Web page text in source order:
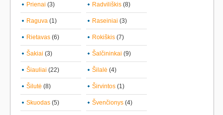
Prienai (3) Radviliškis (8)
Raguva (1) Raseiniai (3)
Rietavas (6) Rokiškis (7)
Šakiai (3) Šalčininkai (9)
Šiauliai (22) Šilalė (4)
Šilutė (8) Širvintos (1)
Skuodas (5) Švenčionys (4)